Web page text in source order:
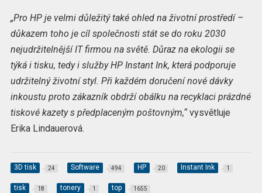
„Pro HP je velmi důležitý také ohled na životní prostředí –
důkazem toho je cíl společnosti stát se do roku 2030
nejudržitelnější IT firmou na světě. Důraz na ekologii se
týká i tisku, tedy i služby HP Instant Ink, která podporuje
udržitelný životní styl. Při každém doručení nové dávky
inkoustu proto zákazník obdrží obálku na recyklaci prázdné
tiskové kazety s předplaceným poštovným,“vysvětluje
Erika Lindauerová.
3D tisk 24 Software 494 HP 20 Instant Ink 1
tisk 18 tonery 1 top 1655